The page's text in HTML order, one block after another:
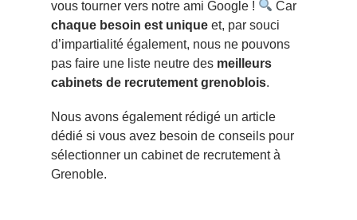
vous tourner vers notre ami Google !
Car
chaque besoin est unique et, par souci
d’impartialité également, nous ne pouvons
pas faire une liste neutre des meilleurs
cabinets de recrutement grenoblois.
Nous avons également rédigé un article
dédié si vous avez besoin de conseils pour
sélectionner un cabinet de recrutementà
Grenoble.